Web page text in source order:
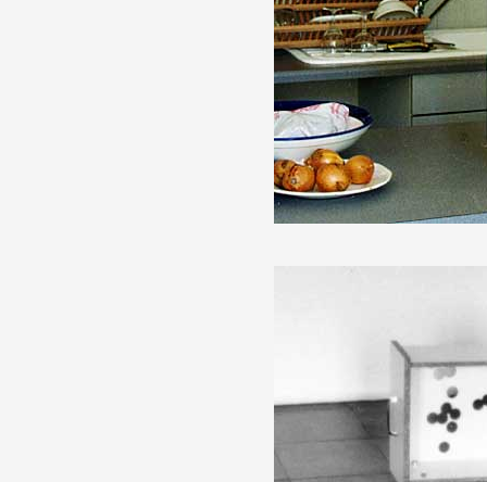
Crédits
Actions
Documentation
Production vidéo
Formation